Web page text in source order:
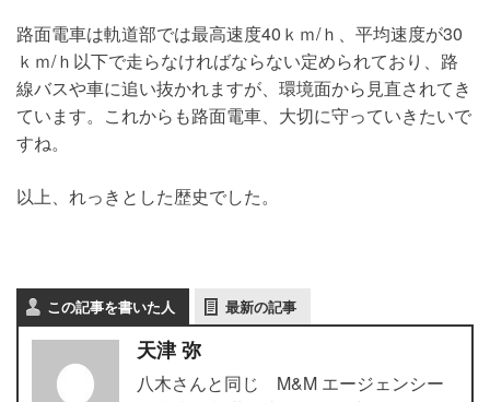
路面電車は軌道部では最高速度40ｋｍ/ｈ、平均速度が30
ｋｍ/ｈ以下で走らなければならない定められており、路
線バスや車に追い抜かれますが、環境面から見直されてき
ています。これからも路面電車、大切に守っていきたいで
すね。
以上、れっきとした歴史でした。
この記事を書いた人 最新の記事
天津 弥
八木さんと同じ M&M エージェンシー